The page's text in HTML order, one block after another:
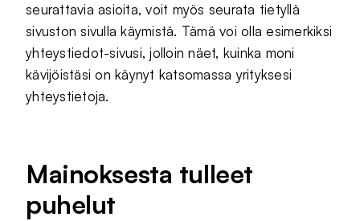
seurattavia asioita, voit myös seurata tietyllä
sivuston sivulla käymistä. Tämä voi olla esimerkiksi
yhteystiedot-sivusi, jolloin näet, kuinka moni
kävijöistäsi on käynyt katsomassa yrityksesi
yhteystietoja.
Mainoksesta tulleet
puhelut